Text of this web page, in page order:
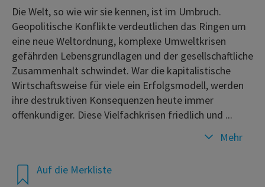
Auf die Merkliste
Die Welt, so wie wir sie kennen, ist im Umbruch.
Geopolitische Konflikte verdeutlichen das Ringen um
eine neue Weltordnung, komplexe Umweltkrisen
gefährden Lebensgrundlagen und der gesellschaftliche
Zusammenhalt schwindet. War die kapitalistische
Wirtschaftsweise für viele ein Erfolgsmodell, werden
ihre destruktiven Konsequenzen heute immer
offenkundiger. Diese Vielfachkrisen friedlich und ...
Mehr